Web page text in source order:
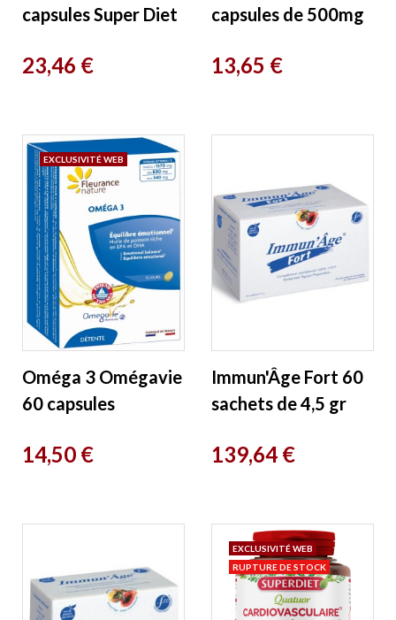
capsules Super Diet
Prix
23,46 €
capsules de 500mg
Prix
13,65 €
Oméga 3 Omégavie
60 capsules
Prix
14,50 €
EXCLUSIVITÉ WEB
Immun'Âge Fort 60
sachets de 4,5 gr
Prix
139,64 €
EXCLUSIVITÉ WEB
RUPTURE DE STOCK